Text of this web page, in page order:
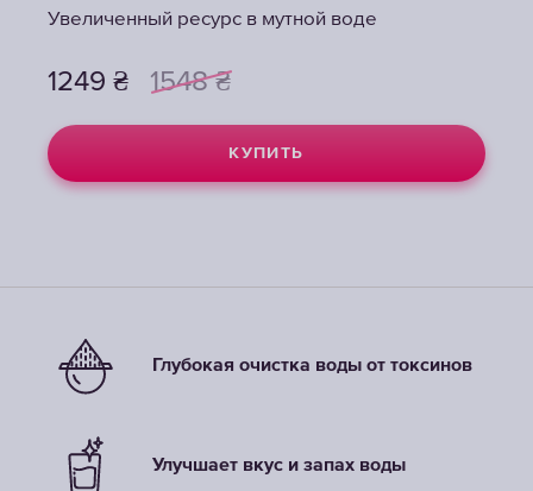
Увеличенный ресурс в мутной воде
1249 ₴ 1548 ₴
КУПИТЬ
Увеличенный ресурс в мутной воде
1249 ₴ 1548 ₴
КУПИТЬ
Глубокая очистка воды от токсинов
Улучшает вкус и запах воды